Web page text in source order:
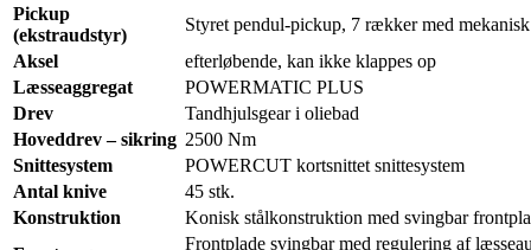
Pickup
(ekstraudstyr)
Styret pendul-pickup, 7 rækker med
Aksel
efterløbende, kan ikke klappes op
Læsseaggregat
POWERMATIC PLUS
Drev
Tandhjulsgear i oliebad
Hoveddrev – sikring 2500 Nm
Snittesystem
POWERCUT kortsnittet snittesystem
Antal knive
45 stk.
Konstruktion
Konisk stålkonstruktion med svingbar
Frontplade svingbar med regulering af